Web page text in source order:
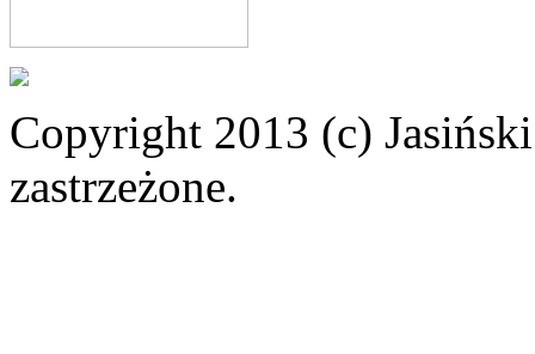
Copyright 2013 (c)
zastrzeżone.